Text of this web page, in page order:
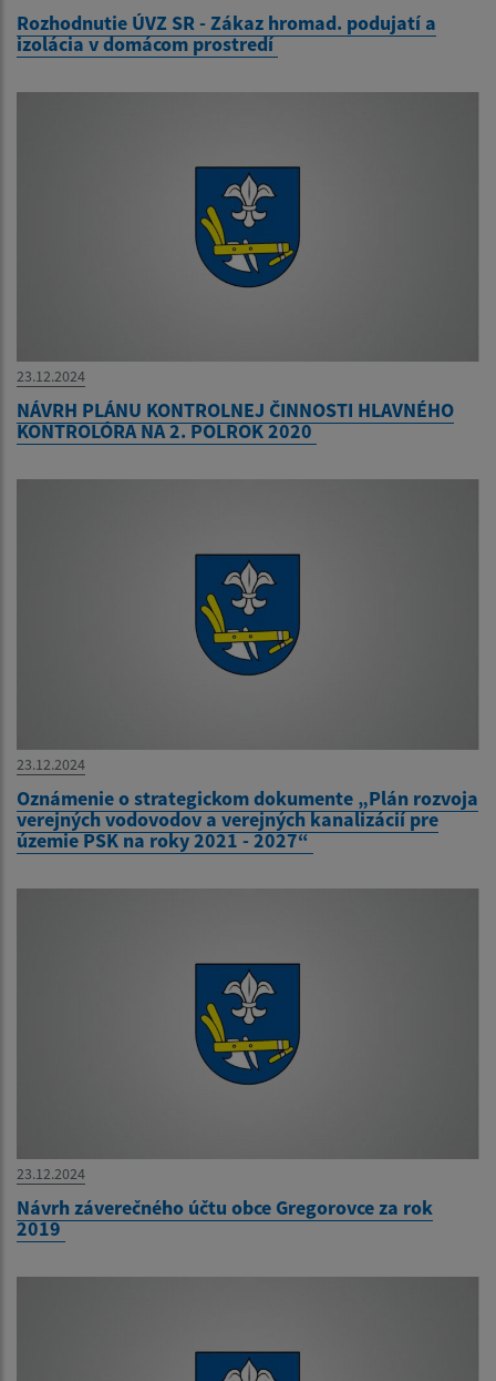
Rozhodnutie ÚVZ SR - Zákaz hromad. podujatí a
izolácia v domácom prostredí
23.12.2024
NÁVRH PLÁNU KONTROLNEJ ČINNOSTI HLAVNÉHO
KONTROLÓRA NA 2. POLROK 2020
23.12.2024
Oznámenie o strategickom dokumente „Plán rozvoja
verejných vodovodov a verejných kanalizácií pre
územie PSK na roky 2021 - 2027“
23.12.2024
Návrh záverečného účtu obce Gregorovce za rok
2019